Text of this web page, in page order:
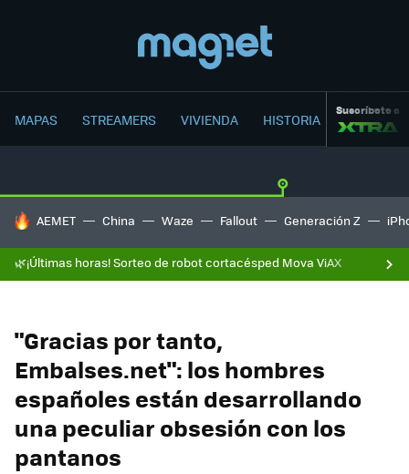
MAPAS STREAMERS VIVIENDA HISTORIA Suscríbete a
HOY SE HABLA DE
AEMET China Waze Fallout Generación Z
🌿¡Últimas horas! Sorteo de robot cortacésped Mova ViAX
"Gracias por tanto,
Embalses.net": los hombres
españoles están desarrollando
una peculiar obsesión con los
pantanos